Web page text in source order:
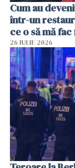
Cum au
într-un
ce o să mă
26 IULIE 2026